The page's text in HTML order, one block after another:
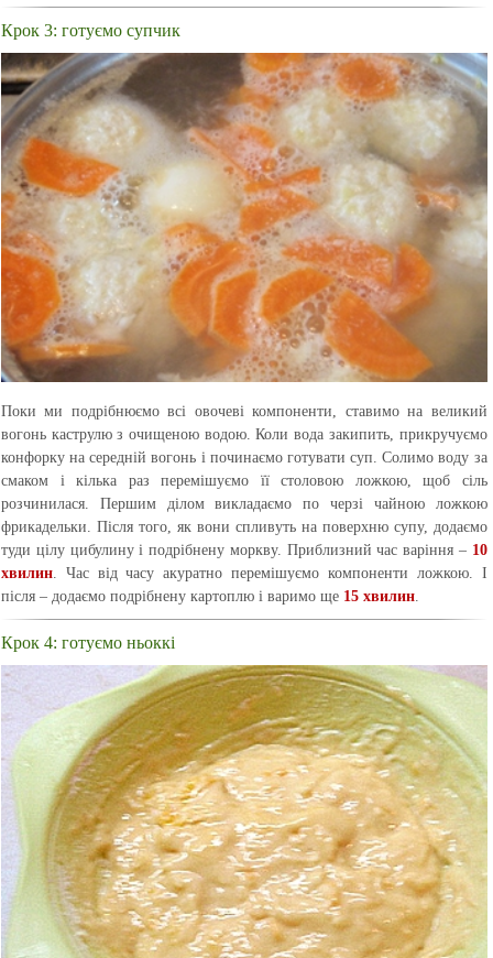
Крок 3: готуємо супчик
Поки ми подрібнюємо всі овочеві компоненти, ставимо на великий
вогонь каструлю з очищеною водою. Коли вода закипить, прикручуємо
конфорку на середній вогонь і починаємо готувати суп. Солимо воду за
смаком і кілька раз перемішуємо її столовою ложкою, щоб сіль
розчинилася. Першим ділом викладаємо по черзі чайною ложкою
фрикадельки. Після того, як вони спливуть на поверхню супу, додаємо
туди цілу цибулину і подрібнену моркву. Приблизний час варіння – 10
хвилин . Час від часу акуратно перемішуємо компоненти ложкою. І
після – додаємо подрібнену картоплю і варимо ще 15 хвилин
Крок 4: готуємо ньоккі